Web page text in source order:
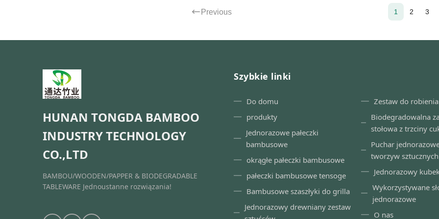
jedzenia Materiał Naturalny ...
bambusa Mao, w różnych
możliwością
Previous 1 2 3
HUNAN TONGDA BAMBOO
INDUSTRY TECHNOLOGY
CO.,LTD
BAMBOU/WOODEN/PAPPER & BIODEGRADABLE
TABLEWARE Jednoustanne rozwiązania!
Szybkie linki
Do domu
produkty
Jednorazowe pałeczki
bambusowe
okrągłe pałeczki bambusowe
pałeczki bambusowe tensoge
Bambusowe szaszłyki do grilla
Jednorazowy drewniany zestaw
Zestaw do robienia
Biodegradowalna
stołowa z trzciny
Puchar
tworzyw sztucznych
Jednorazowy
Wykorzystywane
jednorazowe
O nas